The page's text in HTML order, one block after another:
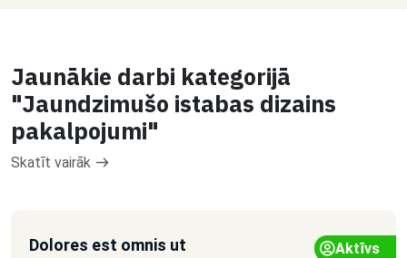
Jaunākie darbi kategorijā
"Jaundzimušo istabas dizains
pakalpojumi"
Skatīt vairāk
Dolores est omnis ut Aktīvs